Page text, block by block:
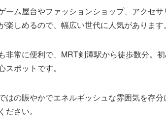
ーム屋台やファッションショップ、アクセ
楽しめるので、幅広い世代に人気があります。
非常に便利で、MRT剣潭駅から徒歩数分。
スポットです。
はの賑やかでエネルギッシュな雰囲気を存
ださい。